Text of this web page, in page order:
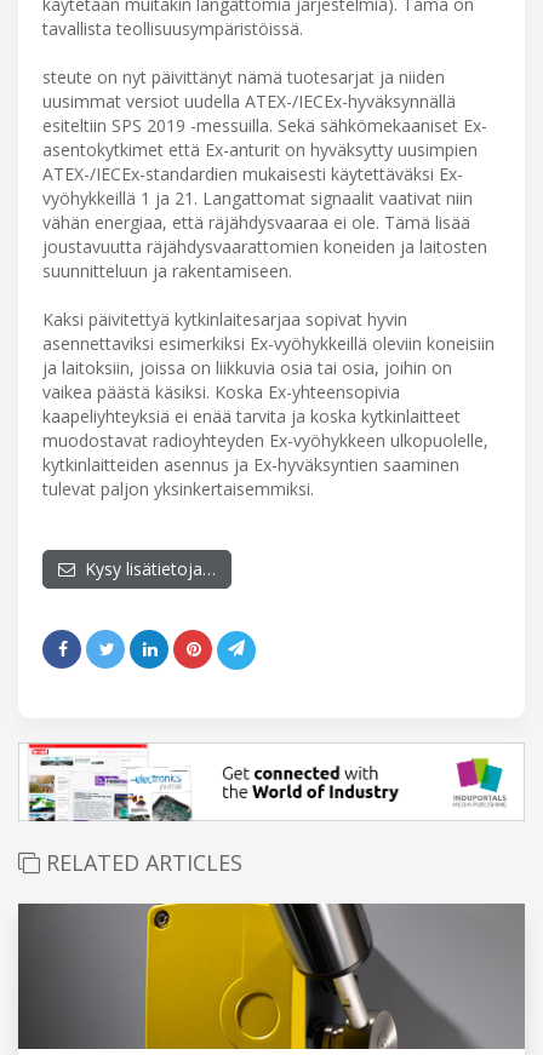
tavallista teollisuusympäristöissä.
steute on nyt päivittänyt nämä tuotesarjat ja niiden
uusimmat versiot uudella ATEX-/IECEx-hyväksynnällä
esiteltiin SPS 2019 -messuilla. Sekä sähkömekaaniset Ex-
asentokytkimet että Ex-anturit on hyväksytty uusimpien
ATEX-/IECEx-standardien mukaisesti käytettäväksi Ex-
vyöhykkeillä 1 ja 21. Langattomat signaalit vaativat niin
vähän energiaa, että räjähdysvaaraa ei ole. Tämä lisää
joustavuutta räjähdysvaarattomien koneiden ja laitosten
suunnitteluun ja rakentamiseen.
Kaksi päivitettyä kytkinlaitesarjaa sopivat hyvin
asennettaviksi esimerkiksi Ex-vyöhykkeillä oleviin koneisiin
ja laitoksiin, joissa on liikkuvia osia tai osia, joihin on
vaikea päästä käsiksi. Koska Ex-yhteensopivia
kaapeliyhteyksiä ei enää tarvita ja koska kytkinlaitteet
muodostavat radioyhteyden Ex-vyöhykkeen ulkopuolelle,
kytkinlaitteiden asennus ja Ex-hyväksyntien saaminen
tulevat paljon yksinkertaisemmiksi.
Kysy lisätietoja…
RELATED ARTICLES